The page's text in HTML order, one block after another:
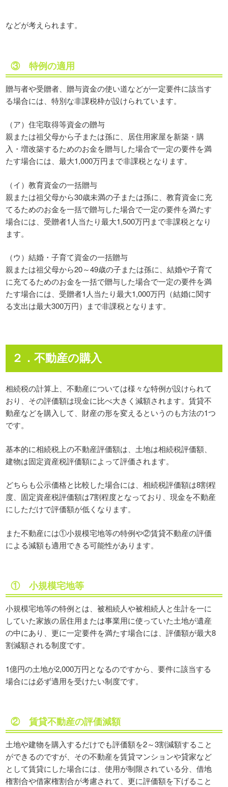
などが考えられます。
③ 特例の適用
贈与者や受贈者、贈与資金の使い道などが一定要件に該当す
る場合には、特別な非課税枠が設けられています。
（ア）住宅取得等資金の贈与
親または祖父母から子または孫に、居住用家屋を新築・購
入・増改築するためのお金を贈与した場合で一定の要件を満
たす場合には、最大1,000万円まで非課税となります。
（イ）教育資金の一括贈与
親または祖父母から30歳未満の子または孫に、教育資金に充
てるためのお金を一括で贈与した場合で一定の要件を満たす
場合には、受贈者1人当たり最大1,500万円まで非課税となり
ます。
（ウ）結婚・子育て資金の一括贈与
親または祖父母から20～49歳の子または孫に、結婚や子育て
に充てるためのお金を一括で贈与した場合で一定の要件を満
たす場合には、受贈者1人当たり最大1,000万円（結婚に関す
る支出は最大300万円）まで非課税となります。
２．不動産の購入
相続税の計算上、不動産については様々な特例が設けられて
おり、その評価額は現金に比べ大きく減額されます。賃貸不
動産などを購入して、財産の形を変えるというのも方法の1つ
です。
基本的に相続税上の不動産評価額は、土地は相続税評価額、
建物は固定資産税評価額によって評価されます。
どちらも公示価格と比較した場合には、相続税評価額は8割程
度、固定資産税評価額は7割程度となっており、現金を不動産
にしただけで評価額が低くなります。
また不動産には①小規模宅地等の特例や②賃貸不動産の評価
による減額も適用できる可能性があります。
① 小規模宅地等
小規模宅地等の特例とは、被相続人や被相続人と生計を一に
していた家族の居住用または事業用に使っていた土地が遺産
の中にあり、更に一定要件を満たす場合には、評価額が最大8
割減額される制度です。
1億円の土地が2,000万円となるのですから、要件に該当する
場合には必ず適用を受けたい制度です。
② 賃貸不動産の評価減額
土地や建物を購入するだけでも評価額を2～3割減額すること
ができるのですが、その不動産を賃貸マンションや貸家など
として賃貸にした場合には、使用が制限されている分、借地
権割合や借家権割合が考慮されて、更に評価額を下げること